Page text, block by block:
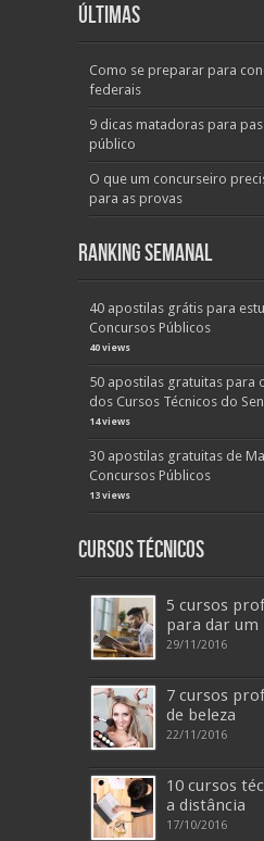
Últimas
Como se preparar para
federais
9 dicas matadoras para
público
O que um concurseiro
para as provas
Ranking Semanal
40 apostilas grátis para
Concursos Públicos
40 views
50 apostilas gratuitas para
dos Cursos Técnicos do
14 views
30 apostilas gratuitas de
Concursos Públicos
13 views
Cursos Técnicos
5 cursos
para dar um
29/11/2016
7 cursos
de beleza
22/11/2016
10 cursos
a distância
17/10/2016